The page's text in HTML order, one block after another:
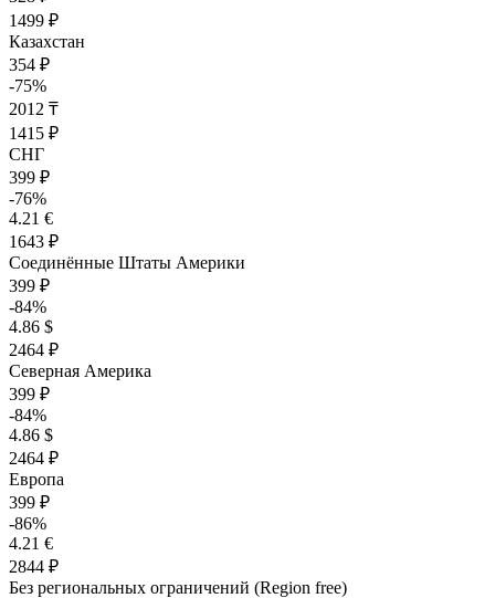
1499 ₽
Казахстан
354 ₽
-75%
2012 ₸
1415 ₽
СНГ
399 ₽
-76%
4.21 €
1643 ₽
Соединённые Штаты Америки
399 ₽
-84%
4.86 $
2464 ₽
Северная Америка
399 ₽
-84%
4.86 $
2464 ₽
Европа
399 ₽
-86%
4.21 €
2844 ₽
Без региональных ограничений (Region free)